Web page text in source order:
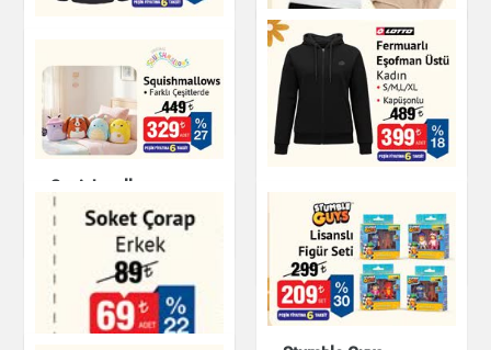
Yarım Fermuarlı
Polar Sweat Erkek
Giyim Slip Kadın
Giyim
Fermuarlı Eşofman
Üstü Kadın
Squishmallows
Oyuncak